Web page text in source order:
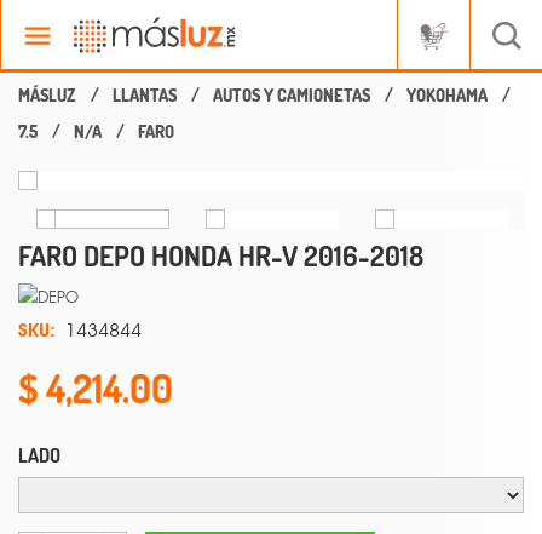
LLANTAS AUTOS Y CAMIONETAS
YOKOHAMA
7.5
N/A FARO
FARO DEPO HONDA HR-V 2016-2018
SKU: 1434844
4,214.00
LADO